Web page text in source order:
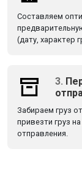
Составляем
(дату, характер
3.
Забираем груз
привезти груз на
отправления.